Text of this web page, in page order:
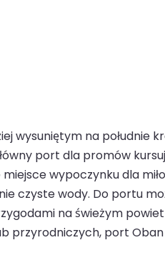
wysuniętym na
port dla promów
wypoczynku dla
czyste wody. Do portu
na świeżym
przyrodniczych, port